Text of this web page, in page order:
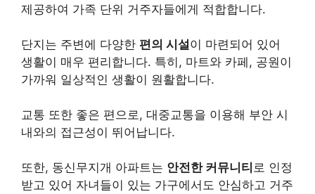
제공하여 가족 단위 거주자들에게 적합합니다.
단지는 주변에 다양한 편의 시설이 마련되어 있어
생활이 매우 편리합니다. 특히, 마트와 카페, 공원이
가까워 일상적인 생활이 원활합니다.
교통 또한 좋은 편으로, 대중교통을 이용해 부안 시
내와의 접근성이 뛰어납니다.
또한, 동신무지개 아파트는 안전한 커뮤니티 로 인정
받고 있어 자녀들이 있는 가구에서도 안심하고 거주